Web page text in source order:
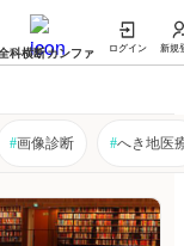
科横断カンファ ログイン 新規
#画像診断 #へき地医